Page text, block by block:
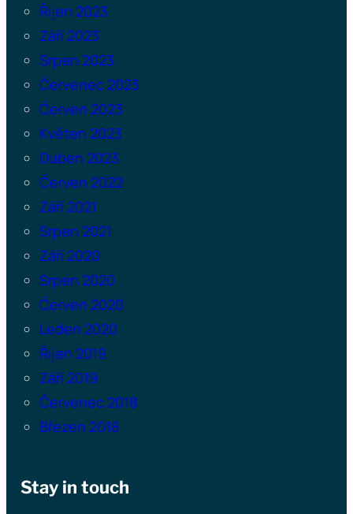
Říjen 2023
Září 2023
Srpen 2023
Červenec 2023
Červen 2023
Květen 2023
Duben 2023
Červen 2022
Září 2021
Srpen 2021
Září 2020
Srpen 2020
Červen 2020
Leden 2020
Říjen 2019
Září 2019
Červenec 2018
Březen 2018
Stay in touch